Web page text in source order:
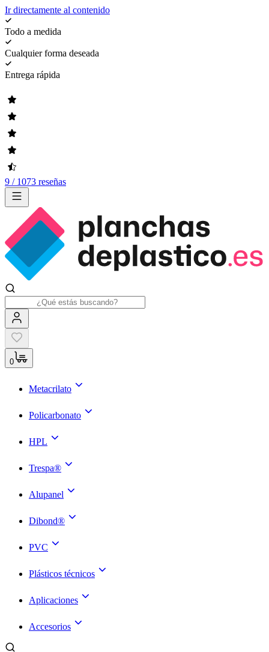
Ir directamente al contenido
Todo a medida
Cualquier forma deseada
Entrega rápida
9 / 1073 reseñas
0
Metacrilato
Policarbonato
HPL
Trespa®
Alupanel
Dibond®
PVC
Plásticos técnicos
Aplicaciones
Accesorios